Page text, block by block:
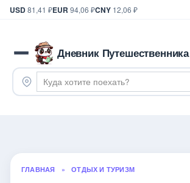
USD81,41 ₽EUR 94,06 ₽CNY 12,06 ₽
Дневник Путешественника
ГЛАВНАЯ » ОТДЫХ И ТУРИЗМ